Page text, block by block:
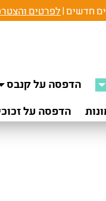
לפרטים
הדפסה על קנבס
הדפסה על